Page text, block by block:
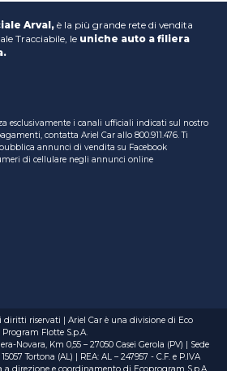
Arval, è la più grande rete di vendita
Tracciabile, le uniche auto a filiera
esclusivamente i canali ufficiali indicati sul nostro
contatta Ariel Car allo 800.911.476. Ti
annunci di vendita su Facebook
di cellulare negli annunci online
riservati | Ariel Car è una divisione di Eco
Program Flotte S.p.A.
Novara, Km 0,55 – 27050 Casei Gerola (PV) | Sede
Tortona (AL) | REA: AL – 247957 - C.F. e P.IVA